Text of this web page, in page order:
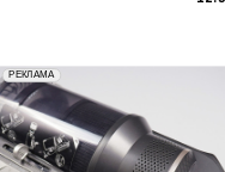
erid: 2VfnxxmNzs5
РЕКЛАМА